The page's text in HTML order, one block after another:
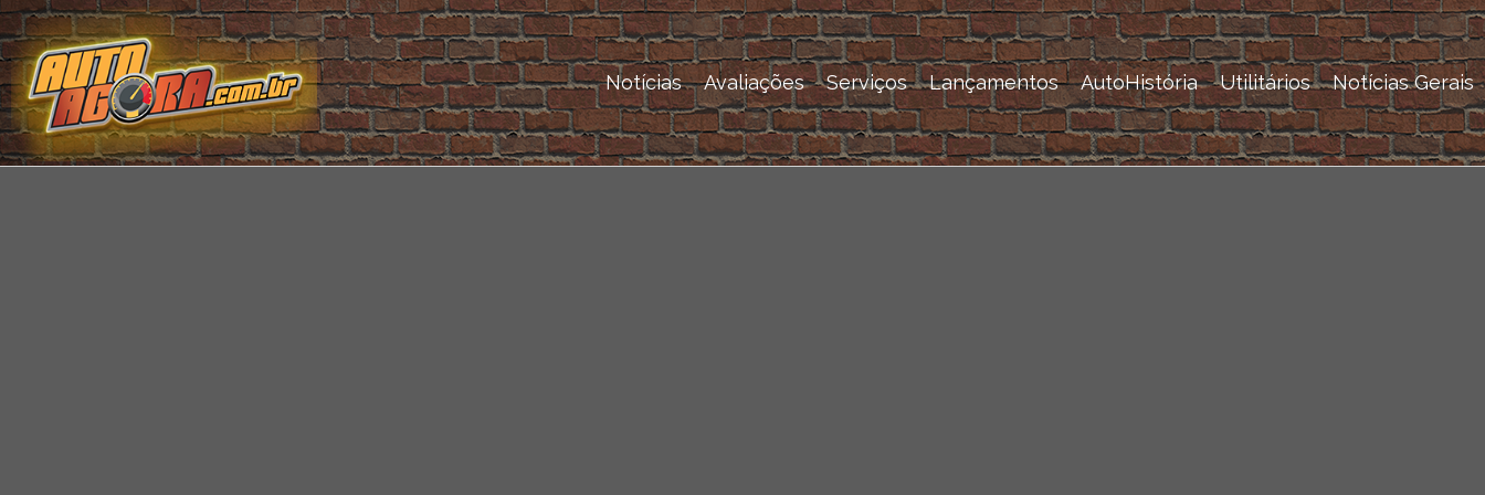
Notícias Avaliações Serviços Lançamentos AutoHistória Utilitários Notícias Gerais